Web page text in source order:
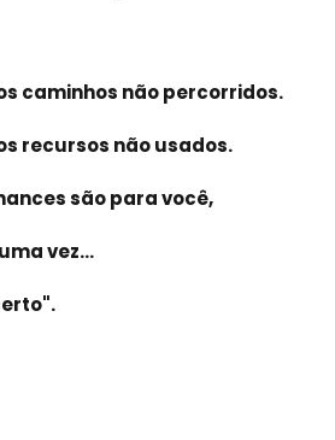
caminhos não percorridos.
recursos não usados.
são para você,
vez...